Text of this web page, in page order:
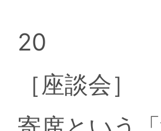
20
［座談会］